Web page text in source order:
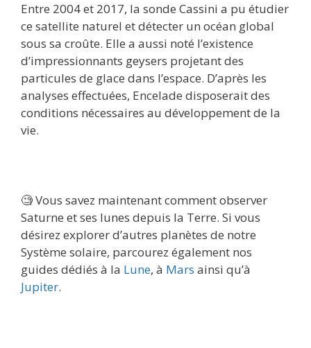
Entre 2004 et 2017, la sonde Cassini a pu étudier
ce satellite naturel et détecter un océan global
sous sa croûte. Elle a aussi noté l’existence
d’impressionnants geysers projetant des
particules de glace dans l’espace. D’après les
analyses effectuées, Encelade disposerait des
conditions nécessaires au développement de la
vie.
🧐 Vous savez maintenant comment observer
Saturne et ses lunes depuis la Terre. Si vous
désirez explorer d’autres planètes de notre
Système solaire, parcourez également nos
guides dédiés à la Lune, à Mars ainsi qu’à
Jupiter.